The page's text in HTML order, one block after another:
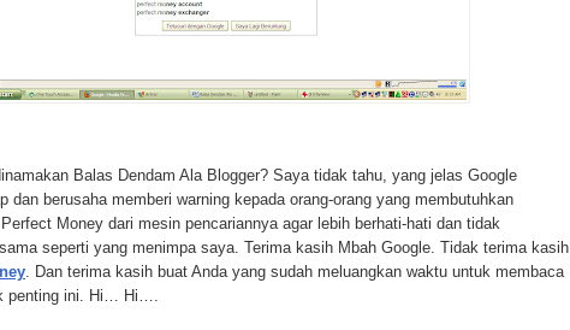
Balas Dendam Ala Blogger? Saya tidak tahu, yang jelas Google
dan berusaha memberi warning kepada orang-orang yang membutuhkan
Money dari mesin pencariannya agar lebih berhati-hati dan tidak
seperti yang menimpa saya. Terima kasih Mbah Google. Tidak terima kasih
. Dan terima kasih buat Anda yang sudah meluangkan waktu untuk membaca
penting ini. Hi… Hi….